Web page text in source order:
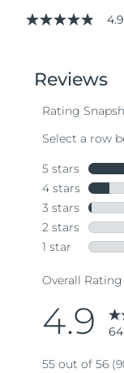
4.9
stars,
average
value.
Same
page
link.
4.9